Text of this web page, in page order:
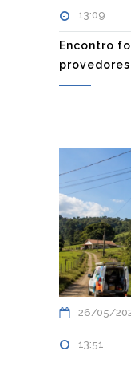
13:09
Encontro
26/05/
13:51